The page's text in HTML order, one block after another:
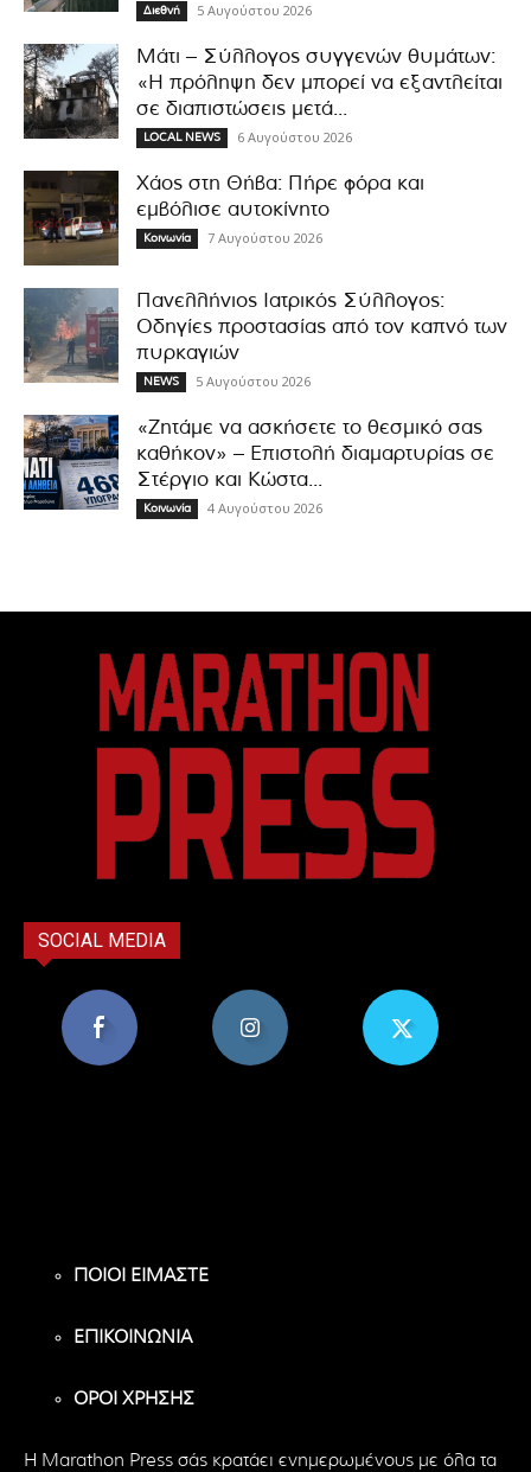
Διεθνή 5 Αυγούστου 2026
Μάτι – Σύλλογος συγγενών θυμάτων:
«Η πρόληψη δεν μπορεί να εξαντλείται
σε διαπιστώσεις μετά...
LOCAL NEWS 6 Αυγούστου 2026
Χάος στη Θήβα: Πήρε φόρα και
εμβόλισε αυτοκίνητο
Κοινωνία 7 Αυγούστου 2026
Πανελλήνιος Ιατρικός Σύλλογος:
Οδηγίες προστασίας από τον καπνό των
πυρκαγιών
NEWS 5 Αυγούστου 2026
«Ζητάμε να ασκήσετε το θεσμικό σας
καθήκον» – Επιστολή διαμαρτυρίας σε
Στέργιο και Κώστα...
Κοινωνία 4 Αυγούστου 2026
SOCIAL MEDIA
ΠΟΙΟΙ ΕΙΜΑΣΤΕ
ΕΠΙΚΟΙΝΩΝΙΑ
ΟΡΟΙ ΧΡΗΣΗΣ
H Marathon Press σάς κρατάει ενημερωμένους με όλα τα